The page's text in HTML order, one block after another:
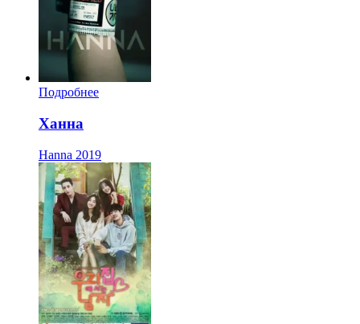
Подробнее
Ханна
Hanna 2019